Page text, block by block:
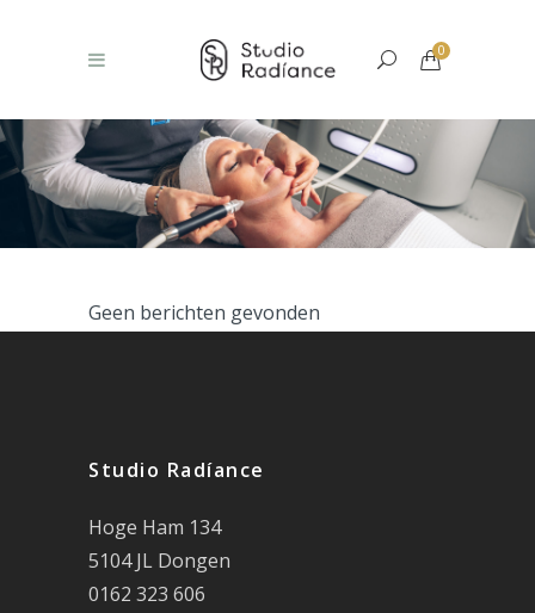
0
Geen berichten gevonden
Studio Radíance
Hoge Ham 134
5104 JL Dongen
0162 323 606